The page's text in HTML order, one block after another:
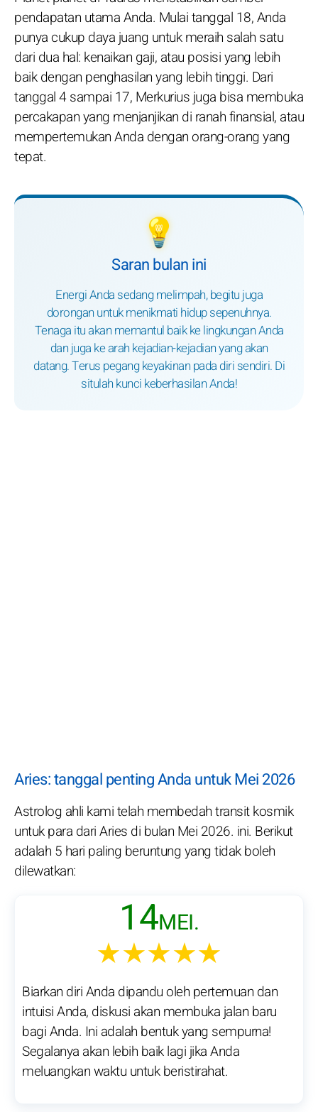
pendapatan utama Anda. Mulai tanggal 18, Anda
punya cukup daya juang untuk meraih salah satu
dari dua hal: kenaikan gaji, atau posisi yang lebih
baik dengan penghasilan yang lebih tinggi. Dari
tanggal 4 sampai 17, Merkurius juga bisa membuka
percakapan yang menjanjikan di ranah finansial, atau
mempertemukan Anda dengan orang-orang yang
tepat.
💡
Saran bulan ini
Energi Anda sedang melimpah, begitu juga
dorongan untuk menikmati hidup sepenuhnya.
Tenaga itu akan memantul baik ke lingkungan Anda
dan juga ke arah kejadian-kejadian yang akan
datang. Terus pegang keyakinan pada diri sendiri. Di
situlah kunci keberhasilan Anda!
Aries: tanggal penting Anda untuk Mei 2026
Astrolog ahli kami telah membedah transit kosmik
untuk para dari Aries di bulan Mei 2026. ini. Berikut
adalah 5 hari paling beruntung yang tidak boleh
dilewatkan:
14MEI.
★★★★★
Biarkan diri Anda dipandu oleh pertemuan dan
intuisi Anda, diskusi akan membuka jalan baru
bagi Anda. Ini adalah bentuk yang sempurna!
Segalanya akan lebih baik lagi jika Anda
meluangkan waktu untuk beristirahat.